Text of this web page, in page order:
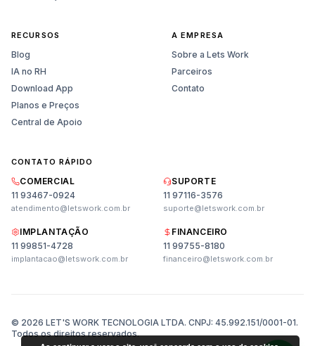
RECURSOS
Blog
IA no RH
Download App
Planos e Preços
Central de Apoio
A EMPRESA
Sobre a Lets Work
Parceiros
Contato
CONTATO RÁPIDO
COMERCIAL
11 93467-0924
atendimento@letswork.com.br
SUPORTE
11 97116-3576
suporte@letswork.com.br
IMPLANTAÇÃO
11 99851-4728
implantacao@letswork.com.br
FINANCEIRO
11 99755-8180
financeiro@letswork.com.br
© 2026 LET'S WORK TECNOLOGIA LTDA. CNPJ: 45.992.151/0001-01.
Todos os direitos reservados.
Vendas